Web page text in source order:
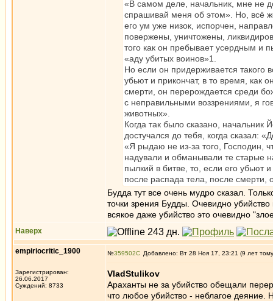
«В самом деле, начальник, мне не
спрашивай меня об этом». Но, всё
его ум уже низок, испорчен,
повержены, уничтожены,
того как он пребывает усердным и
«аду убитых воинов»1.
Но если он придерживается такого
убьют и прикончат, в то время, как
смерти, он перерождается среди
с неправильными воззрениями, я
животных».
Когда так было сказано, начальник
достучался до тебя, когда сказал:
«Я рыдаю не из-за того, Господин,
надували и обманывали те старые
пылкий в битве, то, если его убьют
после распада тела, после смерти,
Будда тут все очень мудро сказал.
точки зрения Будды. Очевидно
всякое даже убийство это очевидно
Наверх
empiriocritic_1900
Зарегистрирован:
26.06.2017
Суждений: 8733
№359502 Добавлено: Вт 28 Ноя 17, 23:21 (9 лет
VladStulikov
Араханты не за убийство обещали
что любое убийство - неблагое деяние.